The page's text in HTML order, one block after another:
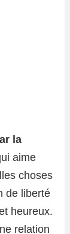
la
aime
choses
de liberté
heureux.
relation